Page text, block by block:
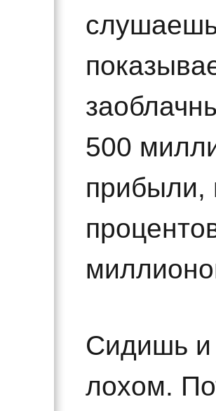
500
прибыли,
Сидишь и
лохом.